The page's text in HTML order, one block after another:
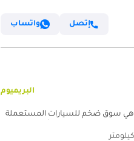
إتصل واتساب
البريميوم
ميتسوبيشي آوتلاندر GLX MIDLINE كارس24 هي سوق ضخم للسيارات المستعملة